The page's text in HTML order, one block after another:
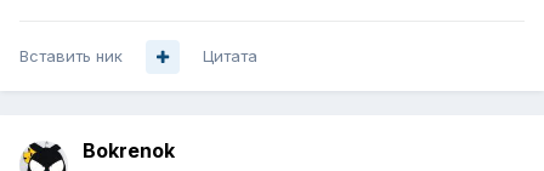
Вставить ник Цитата
Bokrenok